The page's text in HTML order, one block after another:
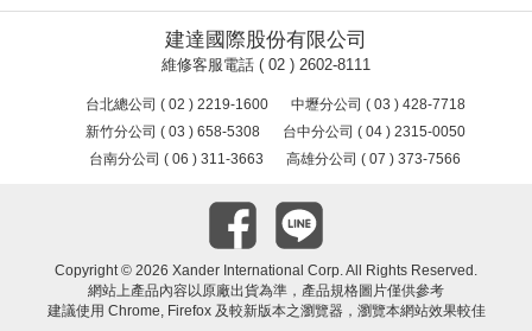
建達國際股份有限公司
維修客服電話 ( 02 ) 2602-8111
台北總公司 ( 02 ) 2219-1600
中壢分公司 ( 03 ) 428-7718
新竹分公司 ( 03 ) 658-5308
台中分公司 ( 04 ) 2315-0050
台南分公司 ( 06 ) 311-3663
高雄分公司 ( 07 ) 373-7566
Copyright © 2026 Xander International Corp. All Rights Reserved.
網站上產品內容以原廠出貨為準，產品規格圖片僅供參考
建議使用 Chrome, Firefox 及較新版本之瀏覽器，瀏覽本網站效果較佳